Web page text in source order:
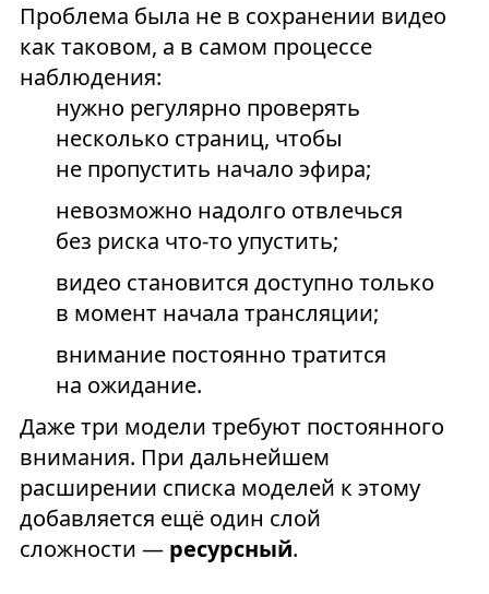
Проблема была не в сохранении видео
как таковом, а в самом процессе
наблюдения:
нужно регулярно проверять
несколько страниц, чтобы
не пропустить начало эфира;
невозможно надолго отвлечься
без риска что-то упустить;
видео становится доступно только
в момент начала трансляции;
внимание постоянно тратится
на ожидание.
Даже три модели требуют постоянного
внимания. При дальнейшем
расширении списка моделей к этому
добавляется ещё один слой
сложности — ресурсный.